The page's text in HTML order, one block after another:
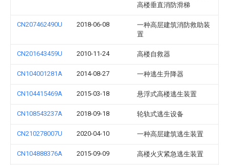
高楼垂直消防滑梯
CN207462490U 2018-06-08
一种高层建筑消防救助装
置
CN201643459U 2010-11-24 高楼自救器
CN104001281A 2014-08-27 一种逃生升降器
CN104415469A 2015-03-18 悬浮式高楼逃生装置
CN108543237A 2018-09-18 轮轨式逃生设备
CN210278007U 2020-04-10 一种高层建筑逃生装置
CN104888376A 2015-09-09 高楼火灾紧急逃生装置